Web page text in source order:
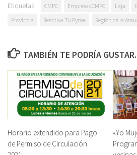
Etiquetas: CMPC Empresas CMPC Laja
Provincia
Reactiva Tu Pyme Región de la
TAMBIÉN TE PODRÍA
Horario extendido para Pago
de Permiso de Circulación
«Yo